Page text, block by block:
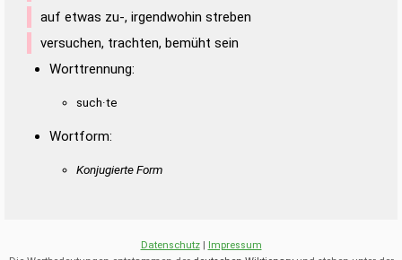
auf etwas zu-, irgendwohin streben
versuchen, trachten, bemüht sein
Worttrennung:
such·te
Wortform:
Konjugierte Form
Datenschutz| Impressum